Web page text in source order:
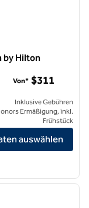
by Hilton
by Hilton
Von* $311
Inklusive Gebühren
Ermäßigung, inkl.
Frühstück
auswählen